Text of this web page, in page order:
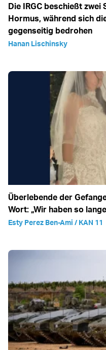
Die IRGC beschießt
Hormus, während sich
gegenseitig bedrohen
Hanan Lischinsky
Überlebende der
Wort: „Wir haben so
Esty Perez Ben-Ami / KAN 11